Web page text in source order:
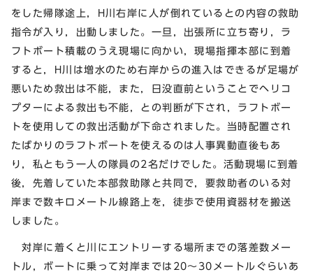
をした帰隊途上，H川右岸に人が倒れているとの内容の救助
指令が入り，出動しました。一旦，出張所に立ち寄り，ラ
フトボート積載のうえ現場に向かい，現場指揮本部に到着
すると，H川は増水のため右岸からの進入はできるが足場が
悪いため救出は不能，また，日没直前ということでヘリコ
プターによる救出も不能，との判断が下され，ラフトボー
トを使用しての救出活動が下命されました。当時配置され
たばかりのラフトボートを使えるのは人事異動直後もあ
り，私ともう一人の隊員の2名だけでした。活動現場に到着
後，先着していた本部救助隊と共同で，要救助者のいる対
岸まで数キロメートル線路上を，徒歩で使用資器材を搬送
しました。
対岸に着くと川にエントリーする場所までの落差数メー
トル，ボートに乗って対岸までは20～30メートルぐらいあ